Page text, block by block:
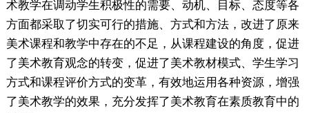
术教学在调动学生积极性的需要、动机、目标、态度等各
方面都采取了切实可行的措施、方式和方法，改进了原来
美术课程和教学中存在的不足，从课程建设的角度，促进
了美术教育观念的转变，促进了美术教材模式、学生学习
方式和课程评价方式的变革，有效地运用各种资源，增强
了美术教学的效果，充分发挥了美术教育在素质教育中的